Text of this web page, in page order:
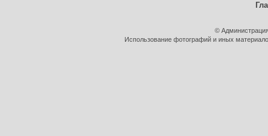
©
Использование фотографий и иных